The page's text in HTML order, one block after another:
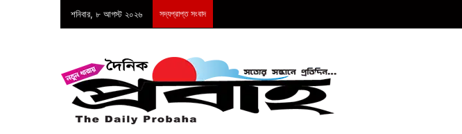
শনিবার, ৮ আগস্ট ২০২৬ সদ্যপ্রাপ্ত সংবাদ